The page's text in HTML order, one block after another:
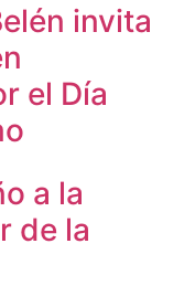
invita
el Día
a la
de la